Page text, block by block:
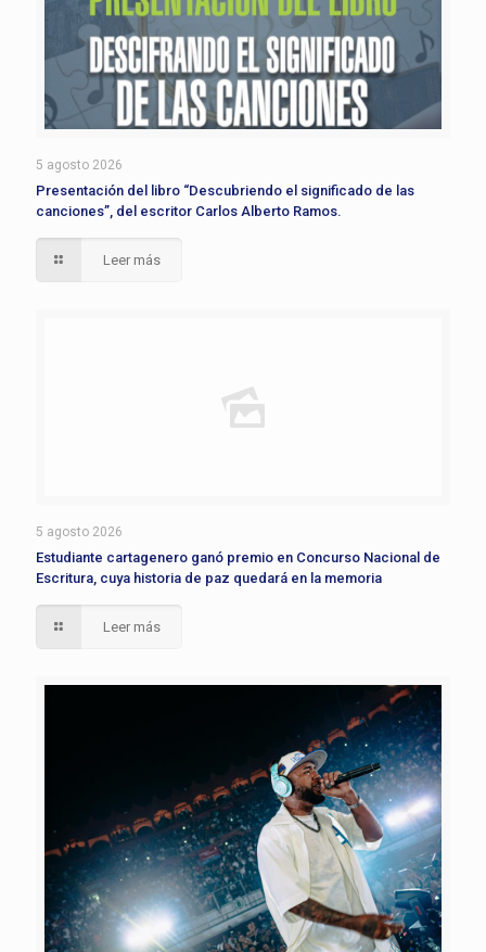
5 agosto 2026
Presentación del libro “Descubriendo el significado de las
canciones”, del escritor Carlos Alberto Ramos.
Leer más
5 agosto 2026
Estudiante cartagenero ganó premio en Concurso Nacional de
Escritura, cuya historia de paz quedará en la memoria
Leer más